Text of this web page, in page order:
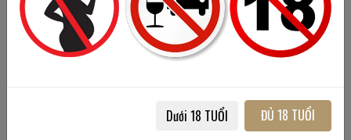
New Year
2026
New Year
2026
Dưới 18 TUỔI ĐỦ 18 TUỔI